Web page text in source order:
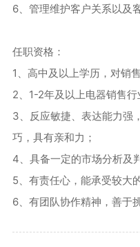
400-
6、管理维护客户关系以及
任职资格：
1、高中及以上学历，对销
2、1-2年及以上电器销售行
3、反应敏捷、表达能力强
巧，具有亲和力；
4、具备一定的市场分析及
5、有责任心，能承受较大
6、有团队协作精神，善于